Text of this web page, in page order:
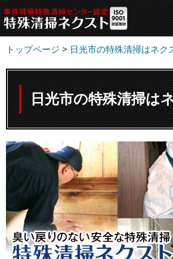
トップページ > 日光市の特殊清掃はネク
日光市の特殊清掃は